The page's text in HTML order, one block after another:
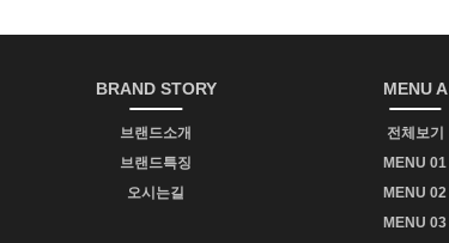
BRAND STORY
브랜드소개
브랜드특징
오시는길
MENU A
전체보기
MENU 01
MENU 02
MENU 03